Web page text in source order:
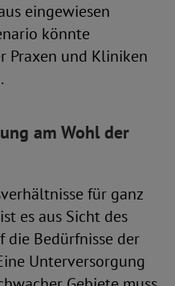
eingewiesen
könnte
Praxen und Kliniken
am Wohl der
für ganz
es aus Sicht des
die Bedürfnisse der
Unterversorgung